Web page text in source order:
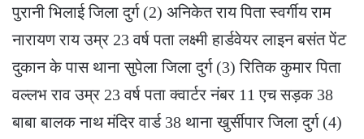
पुरानी भिलाई जिला दुर्ग (2) अनिकेत राय पिता स्वर्गीय राम
नारायण राय उम्र 23 वर्ष पता लक्ष्मी हार्डवेयर लाइन बसंत पेंट
दुकान के पास थाना सुपेला जिला दुर्ग (3) रितिक कुमार पिता
वल्लभ राव उम्र 23 वर्ष पता क्वार्टर नंबर 11 एच सड़क 38
बाबा बालक नाथ मंदिर वार्ड 38 थाना खुर्सीपार जिला दुर्ग (4)